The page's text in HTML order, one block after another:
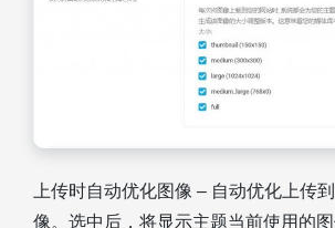
上传时自动优化图像 – 自动优化上传
像。选中后，将显示主题当前使用的